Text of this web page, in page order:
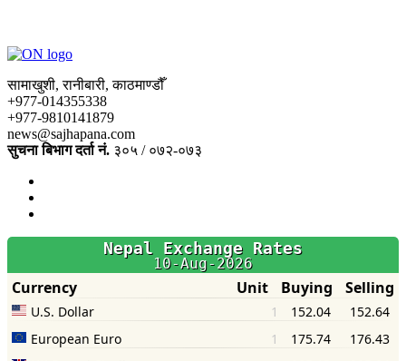
सामाखुशी, रानीबारी, काठमाण्डौँ
+977-014355338
+977-9810141879
news@sajhapana.com
सुचना बिभाग दर्ता नं. ३०५ / ०७२-०७३